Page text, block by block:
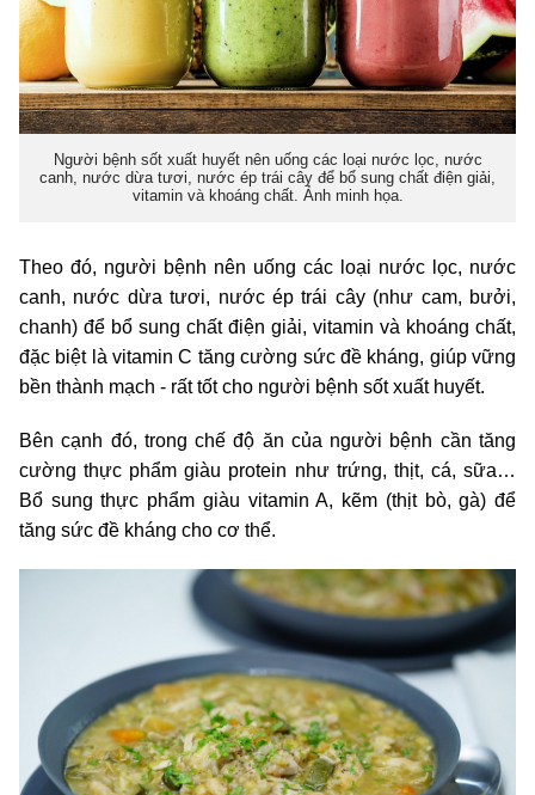
Người bệnh sốt xuất huyết nên uống các loại nước lọc, nước
canh, nước dừa tươi, nước ép trái cây để bổ sung chất điện giải,
vitamin và khoáng chất. Ảnh minh họa.
Theo đó, người bệnh nên uống các loại nước lọc, nước
canh, nước dừa tươi, nước ép trái cây (như cam, bưởi,
chanh) để bổ sung chất điện giải, vitamin và khoáng chất,
đặc biệt là vitamin C tăng cường sức đề kháng, giúp vững
bền thành mạch - rất tốt cho người bệnh sốt xuất huyết.
Bên cạnh đó, trong chế độ ăn của người bệnh cần tăng
cường thực phẩm giàu protein như trứng, thịt, cá, sữa…
Bổ sung thực phẩm giàu vitamin A, kẽm (thịt bò, gà) để
tăng sức đề kháng cho cơ thể.